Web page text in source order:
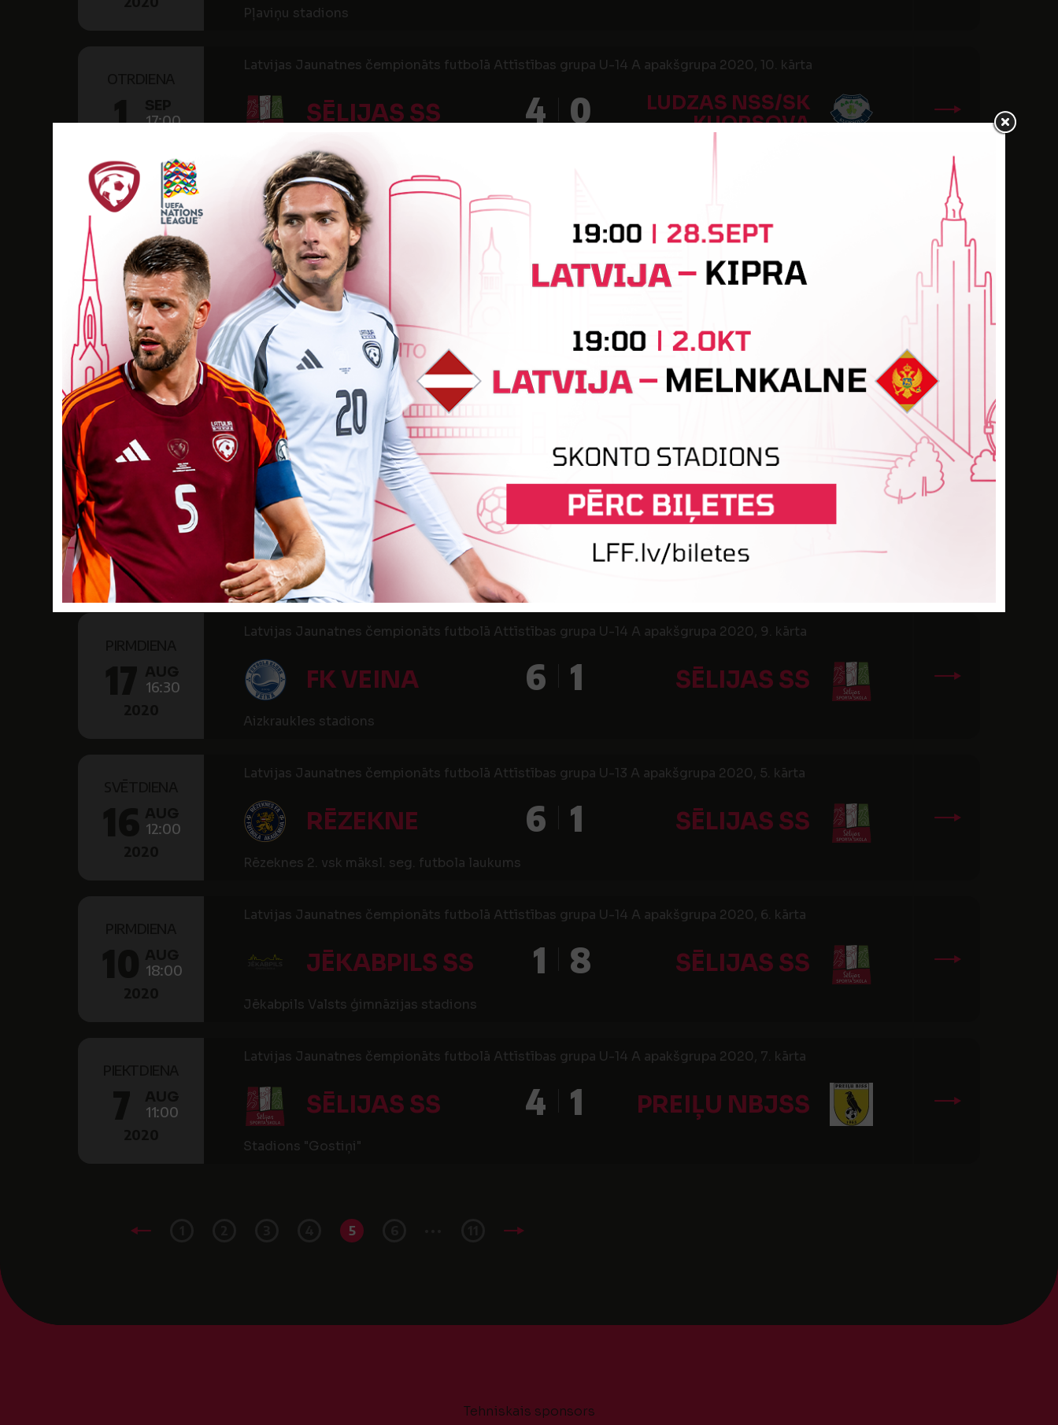
Pļaviņu stadions
1
17:00
Latvijas Jaunatnes čempionāts futbolā Attīstības grupa U-14 A apakšgrupa 2020, 10. kārta
SĒLIJAS SS 4
LUDZAS NSS/SK
KUORSOVA
0
Stadions "Gostiņi"
SESTDIENA
29AUG
18:00
2020
Latvijas Jaunatnes čempionāts futbolā Attīstības grupa U-14 A apakšgrupa 2020, 13. kārta
SĒLIJAS SS JĒKABPILS SS
0
Stadions "Gostiņi"
CETURTDIENA
27 AUG
11:00
2020
Latvijas Jaunatnes čempionāts futbolā Attīstības grupa U-15 2020 С apakšgrupa, 1. kārta
SĒLIJAS SS 2
FUTBOLA PARKS
ACADEMY/CARNIKAVAS
NOVADA PAŠVALDĪBA
2
Pļaviņu stadions
OTRDIENA
25 AUG
18:00
2020
Latvijas Jaunatnes čempionāts futbolā Attīstības grupa U-13 A apakšgrupa 2020, 6. kārta
SĒLIJAS SS 1 JĒKABPILS SS
4
Viesītes stadions
16:30
Latvijas Jaunatnes čempionāts futbolā Attīstības grupa U-14 A apakšgrupa 2020, 9. kārta
FK VEINA 6 SĒLIJAS SS
1
Aizkraukles stadions
12:00
Latvijas Jaunatnes čempionāts futbolā Attīstības grupa U-13 A apakšgrupa 2020, 5. kārta
RĒZEKNE 6 SĒLIJAS SS
1
Rēzeknes 2. vsk māksl. seg. futbola laukums
18:00
Latvijas Jaunatnes čempionāts futbolā Attīstības grupa U-14 A apakšgrupa 2020, 6. kārta
JĒKABPILS SS 1 SĒLIJAS SS
8
Jēkabpils Valsts ģimnāzijas stadions
11:00
Latvijas Jaunatnes čempionāts futbolā Attīstības grupa U-14 A apakšgrupa 2020, 7. kārta
SĒLIJAS SS 4 PREIĻU NBJSS
1
Stadions "Gostiņi"
5
Tehniskais sponsors